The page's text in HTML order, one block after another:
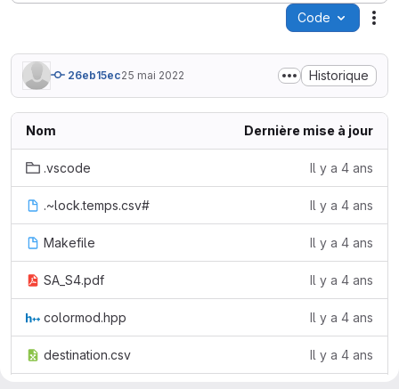
Code
26eb15ec25 mai 2022 Historique
Nom Dernière mise à jour
.vscode Il y a 4 ans
.~lock.temps.csv# Il y a 4 ans
Makefile Il y a 4 ans
SA_S4.pdf Il y a 4 ans
colormod.hpp Il y a 4 ans
destination.csv Il y a 4 ans